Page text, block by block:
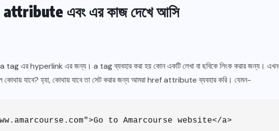
এবং এর কাজ দেখে আসি
এর hyperlink এর জন্য। a tag ব্যবহার করা হয় কোন একটি লেখা বা ছবিকে লিংক করার জন্য। এখন
কোথায় যাবে? হ্যা, কোথায় যাবে তা সেট করার জন্য আমরা href attribute ব্যবহার করি। যেমন-
to Amarcourse website</a>